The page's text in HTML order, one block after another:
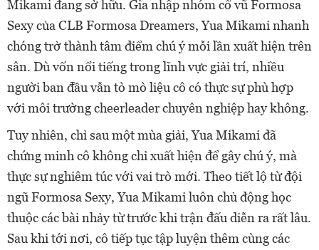
Mikami đang sở hữu. Gia nhập nhóm cổ vũ Formosa
Sexy của CLB Formosa Dreamers, Yua Mikami nhanh
chóng trở thành tâm điểm chú ý mỗi lần xuất hiện trên
sân. Dù vốn nổi tiếng trong lĩnh vực giải trí, nhiều
người ban đầu vẫn tò mò liệu cô có thực sự phù hợp
với môi trường cheerleader chuyên nghiệp hay không.
Tuy nhiên, chỉ sau một mùa giải, Yua Mikami đã
chứng minh cô không chỉ xuất hiện để gây chú ý, mà
thực sự nghiêm túc với vai trò mới. Theo tiết lộ từ đội
ngũ Formosa Sexy, Yua Mikami luôn chủ động học
thuộc các bài nhảy từ trước khi trận đấu diễn ra rất lâu.
Sau khi tới nơi, cô tiếp tục tập luyện thêm cùng các